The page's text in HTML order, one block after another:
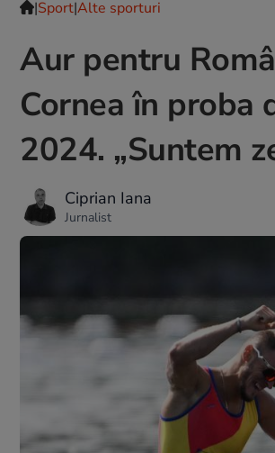
|Sport|Alte sporturi
Aur pentru
Cornea în proba
2024. „Suntem
Ciprian Iana
Jurnalist